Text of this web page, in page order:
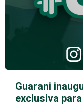
Guarani
exclusiva